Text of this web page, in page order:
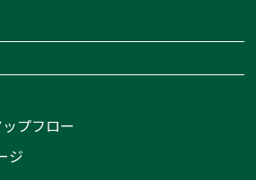
プフロー
ジ